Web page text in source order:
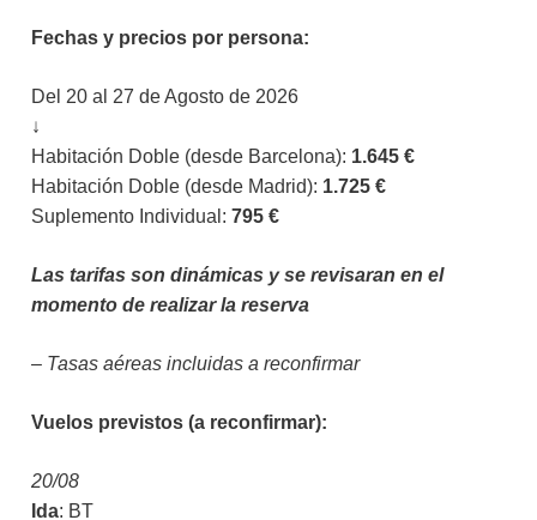
Fechas y precios por persona:
Del 20 al 27 de Agosto de 2026
↓
Habitación Doble (desde Barcelona): 1.645 €
Habitación Doble (desde Madrid): 1.725 €
Suplemento Individual: 795 €
Las tarifas son dinámicas y se revisaran en el
momento de realizar la reserva
– Tasas aéreas incluidas a reconfirmar
Vuelos previstos (a reconfirmar):
20/08
Ida: BT